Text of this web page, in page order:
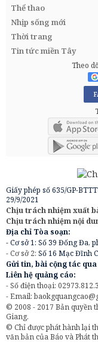
Thể thao
Nhịp sống mới
Thời trang
Tin tức miền Tây
Theo
Giấy phép số 635/GP-
29/9/2021
Chịu trách nhiệm xuất
Chịu trách nhiệm nội
Địa chỉ Tòa soạn:
- Cơ sở 1: Số 39 Đống Đa,
- Cơ sở 2: Số 16 Mạc Đĩnh
Gửi tin, bài cộng tác
Liên hệ quảng cáo:
- Số điện thoại:
- Email:
© 2008 - 2017 Bản quyền
Giang.
© Chỉ được phát hành lại
văn bản của Báo và Phát